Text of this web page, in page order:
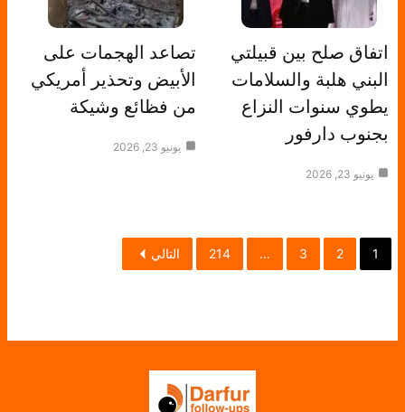
اتفاق صلح بين قبيلتي
البني هلبة والسلامات
يطوي سنوات النزاع
بجنوب دارفور
يونيو 23, 2026
تصاعد الهجمات على
الأبيض وتحذير أمريكي
من فظائع وشيكة
يونيو 23, 2026
1
2
3
…
214 التالي